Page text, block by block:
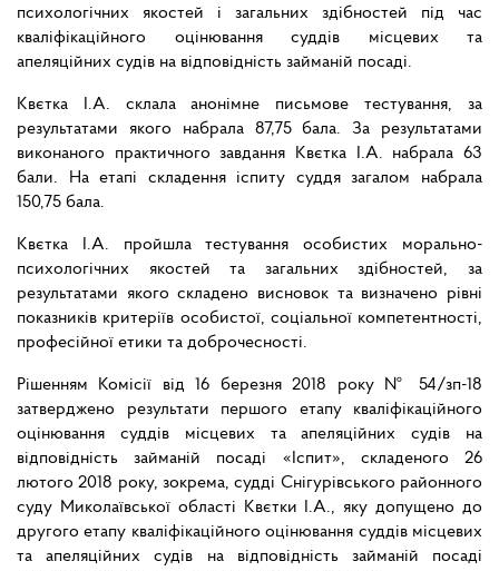
психологічних якостей і загальних здібностей під час
кваліфікаційного оцінювання суддів місцевих та
апеляційних судів на відповідність займаній посаді.
Квєтка І.А. склала анонімне письмове тестування, за
результатами якого набрала 87,75 бала. За результатами
виконаного практичного завдання Квєтка І.А. набрала 63
бали. На етапі складення іспиту суддя загалом набрала
150,75 бала.
Квєтка І.А. пройшла тестування особистих морально-
психологічних якостей та загальних здібностей, за
результатами якого складено висновок та визначено рівні
показників критеріїв особистої, соціальної компетентності,
професійної етики та доброчесності.
Рішенням Комісії від 16 березня 2018 року № 54/зп-18
затверджено результати першого етапу кваліфікаційного
оцінювання суддів місцевих та апеляційних судів на
відповідність займаній посаді «Іспит», складеного 26
лютого 2018 року, зокрема, судді Снігурівського районного
суду Миколаївської області Квєтки І.А., яку допущено до
другого етапу кваліфікаційного оцінювання суддів місцевих
та апеляційних судів на відповідність займаній посаді